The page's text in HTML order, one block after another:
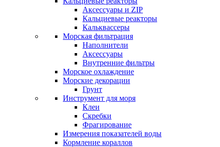
Аксессуары и ZIP
Кальциевые реакторы
Кальквассеры
Морская фильтрация
Наполнители
Аксессуары
Внутренние фильтры
Морское охлаждение
Морские декорации
Грунт
Инструмент для моря
Клеи
Скребки
Фрагирование
Измерения показателей воды
Кормление кораллов